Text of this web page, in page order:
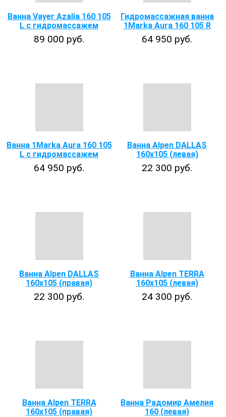
Ванна Vayer Azalia 160 105
L с гидромассажем
89 000 руб.
Гидромассажная ванна
1Marka Aura 160 105 R
64 950 руб.
Ванна 1Marka Aura 160 105
L с гидромассажем
64 950 руб.
Ванна Alpen DALLAS
160x105 (левая)
22 300 руб.
Ванна Alpen DALLAS
160x105 (правая)
22 300 руб.
Ванна Alpen TERRA
160x105 (левая)
24 300 руб.
Ванна Alpen TERRA
160x105 (правая)
Ванна Радомир Амелия
160 (левая)